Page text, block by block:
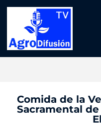
Comida de la
Sacramental